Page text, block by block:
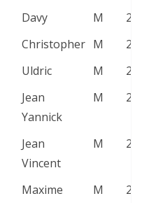
Davy M
Christopher M
Uldric M
Jean
Yannick
M
Jean
Vincent
M
Maxime M